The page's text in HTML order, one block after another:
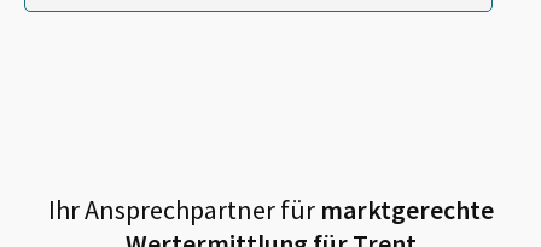
Ihr Ansprechpartner fürmarktgerechte